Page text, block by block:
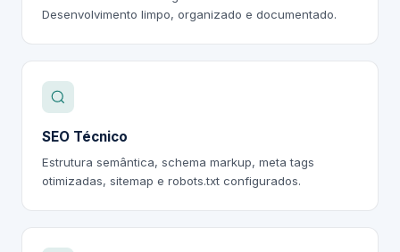
Desenvolvimento limpo, organizado e documentado.
SEO Técnico
Estrutura semântica, schema markup, meta tags
otimizadas, sitemap e robots.txt configurados.